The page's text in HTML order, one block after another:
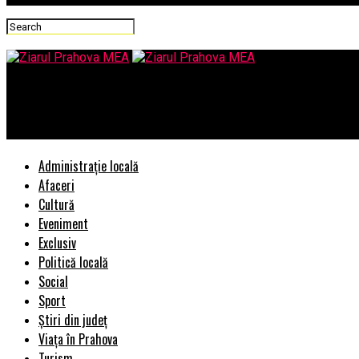
Administrație locală
Afaceri
Cultură
Eveniment
Exclusiv
Politică locală
Social
Sport
Știri din județ
Viața în Prahova